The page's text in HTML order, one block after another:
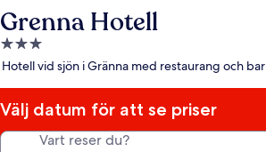
Grenna Hotell
3.0-
stjärnigt
Hotell vid sjön i Gränna med restaurang och bar
Välj datum för att se priser
Vart reser du?